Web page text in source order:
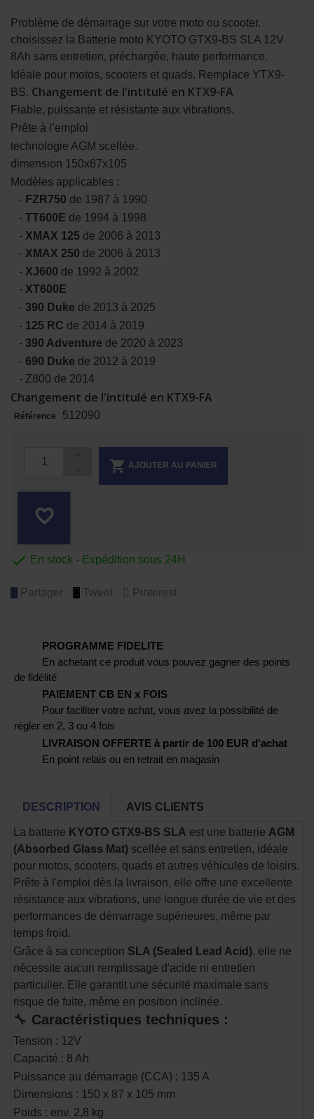
(1 avis)
Problème de démarrage sur votre moto ou scooter.
choisissez la Batterie moto KYOTO GTX9-BS SLA 12V
8Ah sans entretien, préchargée, haute performance.
Idéale pour motos, scooters et quads. Remplace YTX9-
BS. Changement de l'intitulé en KTX9-FA
Fiable, puissante et résistante aux vibrations.
Prête à l’emploi
technologie AGM scellée.
dimension 150x87x105
Modèles applicables :
- FZR750 de 1987 à 1990
- TT600E de 1994 à 1998
- XMAX 125 de 2006 à 2013
- XMAX 250 de 2006 à 2013
- XJ600 de 1992 à 2002
- XT600E
- 390 Duke de 2013 à 2025
- 125 RC de 2014 à 2019
- 390 Adventure de 2020 à 2023
- 690 Duke de 2012 à 2019
- Z800 de 2014
Changement de l'intitulé en KTX9-FA
Référence 512090
 AJOUTER AU PANIER
favorite_border
 En stock - Expédition sous 24H
Partager Tweet Pinterest
PROGRAMME FIDELITE
En achetant ce produit vous pouvez gagner des points
de fidélité
PAIEMENT CB EN x FOIS
Pour faciliter votre achat, vous avez la possibilité de
régler en 2, 3 ou 4 fois
LIVRAISON OFFERTE à partir de 100 EUR d'achat
En point relais ou en retrait en magasin
DESCRIPTION AVIS CLIENTS
La batterie KYOTO GTX9-BS SLA est une batterie AGM
(Absorbed Glass Mat) scellée et sans entretien, idéale
pour motos, scooters, quads et autres véhicules de loisirs.
Prête à l'emploi dès la livraison, elle offre une excellente
résistance aux vibrations, une longue durée de vie et des
performances de démarrage supérieures, même par
temps froid.
Grâce à sa conception SLA (Sealed Lead Acid), elle ne
nécessite aucun remplissage d'acide ni entretien
particulier. Elle garantit une sécurité maximale sans
risque de fuite, même en position inclinée.
🔧 Caractéristiques techniques :
Tension : 12V
Capacité : 8 Ah
Puissance au démarrage (CCA) : 135 A
Dimensions : 150 x 87 x 105 mm
Poids : env. 2,8 kg